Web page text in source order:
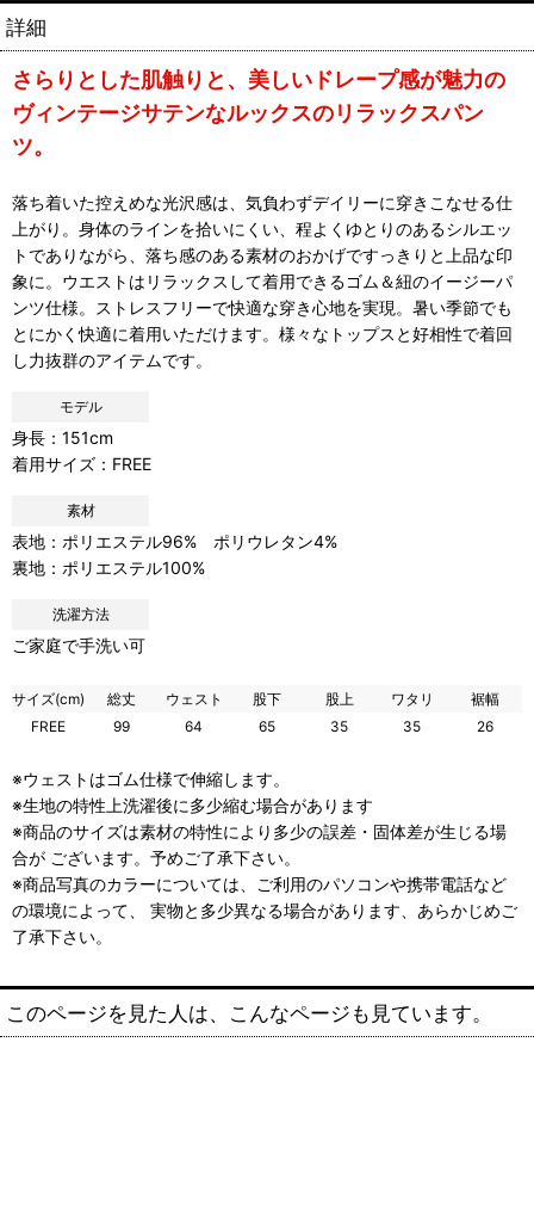
詳細
さらりとした肌触りと、美しいドレープ感が魅力の
ヴィンテージサテンなルックスのリラックスパン
ツ。
落ち着いた控えめな光沢感は、気負わずデイリーに穿きこなせる仕
上がり。身体のラインを拾いにくい、程よくゆとりのあるシルエッ
トでありながら、落ち感のある素材のおかげですっきりと上品な印
象に。ウエストはリラックスして着用できるゴム＆紐のイージーパ
ンツ仕様。ストレスフリーで快適な穿き心地を実現。暑い季節でも
とにかく快適に着用いただけます。様々なトップスと好相性で着回
し力抜群のアイテムです。
モデル
身長：151cm
着用サイズ：FREE
素材
表地：ポリエステル96% ポリウレタン4%
裏地：ポリエステル100%
洗濯方法
ご家庭で手洗い可
サイズ(cm) 総丈 ウェスト 股下 股上 ワタリ
裾幅
FREE
99 64 65 35 35 26
※ウェストはゴム仕様で伸縮します。
※生地の特性上洗濯後に多少縮む場合があります
※商品のサイズは素材の特性により多少の誤差・固体差が生じる場
合が ございます。予めご了承下さい。
※商品写真のカラーについては、ご利用のパソコンや携帯電話など
の環境によって、 実物と多少異なる場合があります、あらかじめご
了承下さい。
このページを見た人は、こんなページも見ています。